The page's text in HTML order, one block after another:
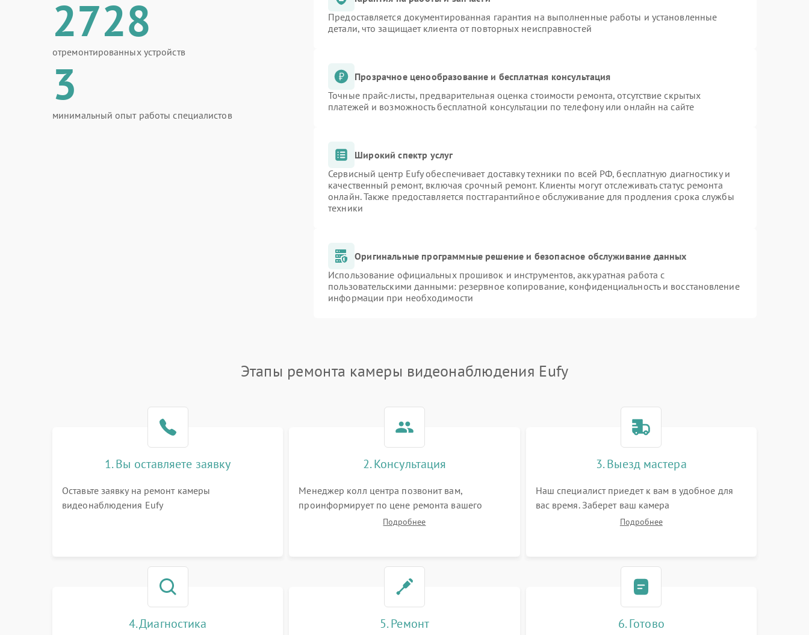
2728
отремонтированных устройств
3
минимальный опыт работы специалистов
Предоставляется документированная гарантия на выполненные работы и установленные
детали, что защищает клиента от повторных неисправностей
Прозрачное ценообразование и бесплатная консультация
Точные прайс-листы, предварительная оценка стоимости ремонта, отсутствие скрытых
платежей и возможность бесплатной консультации по телефону или онлайн на сайте
Широкий спектр услуг
Сервисный центр Eufy обеспечивает доставку техники по всей РФ, бесплатную диагностику и
качественный ремонт, включая срочный ремонт. Клиенты могут отслеживать статус ремонта
онлайн. Также предоставляется постгарантийное обслуживание для продления срока службы
техники
Оригинальные программные решение и безопасное обслуживание данных
Использование официальных прошивок и инструментов, аккуратная работа с
пользовательскими данными: резервное копирование, конфиденциальность и восстановление
информации при необходимости
Этапы ремонта камеры видеонаблюдения Eufy
1. Вы оставляете заявку
Оставьте заявку на ремонт камеры
видеонаблюдения Eufy
2. Консультация
Менеджер колл центра позвонит вам,
проинформирует по цене ремонта вашего
камеры видеонаблюдения а также ответит на
Подробнее
3. Выезд мастера
Наш специалист приедет к вам в удобное для
вас время. Заберет ваш камера
видеонаблюдения и привезет на склад для
Подробнее
4. Диагностика 5. Ремонт 6. Готово